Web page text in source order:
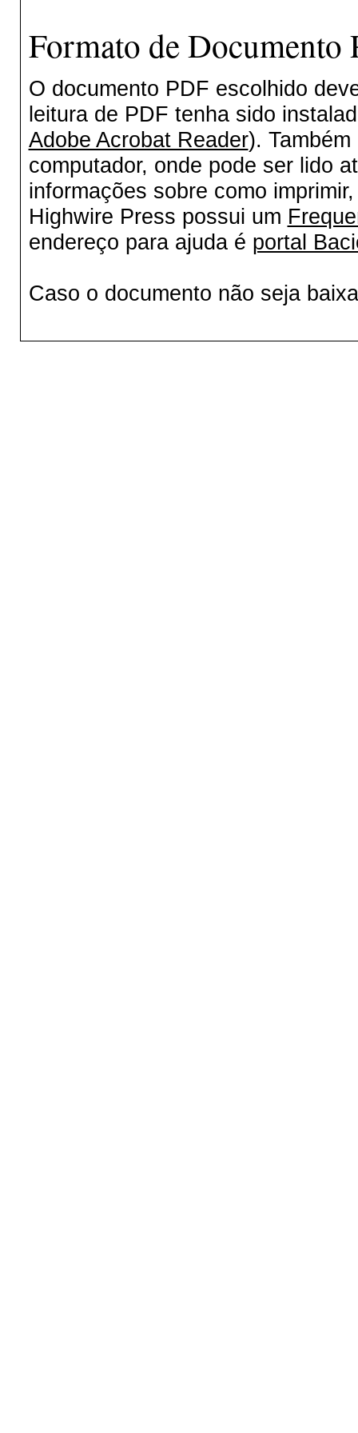
Formato de
O documento PDF escolhido
leitura de PDF tenha sido
Adobe Acrobat Reader).
computador, onde pode ser lido
informações sobre como
Highwire Press possui um
endereço para ajuda é portal
Caso o documento não seja